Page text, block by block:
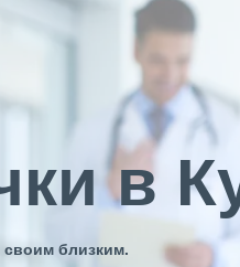
в
своим близким.